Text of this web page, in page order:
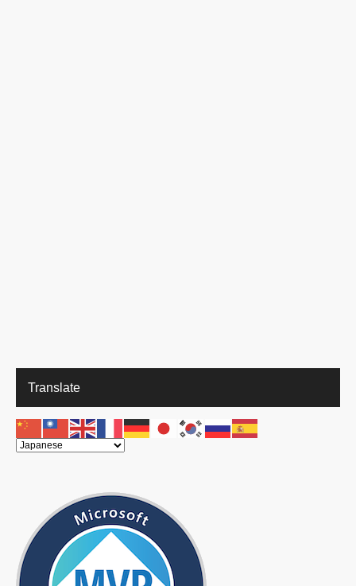
Translate